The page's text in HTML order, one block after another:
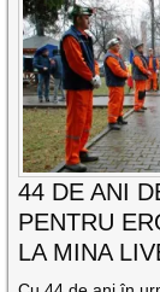
44 DE ANI
PENTRU
LA MINA